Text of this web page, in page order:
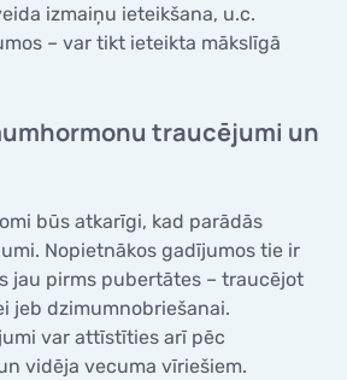
izmaiņu ieteikšana, u.c.
– var tikt ieteikta mākslīgā
traucējumi un
būs atkarīgi, kad parādās
Nopietnākos gadījumos tie ir
jau pirms pubertātes – traucējot
jeb dzimumnobriešanai.
var attīstīties arī pēc
vidēja vecuma vīriešiem.